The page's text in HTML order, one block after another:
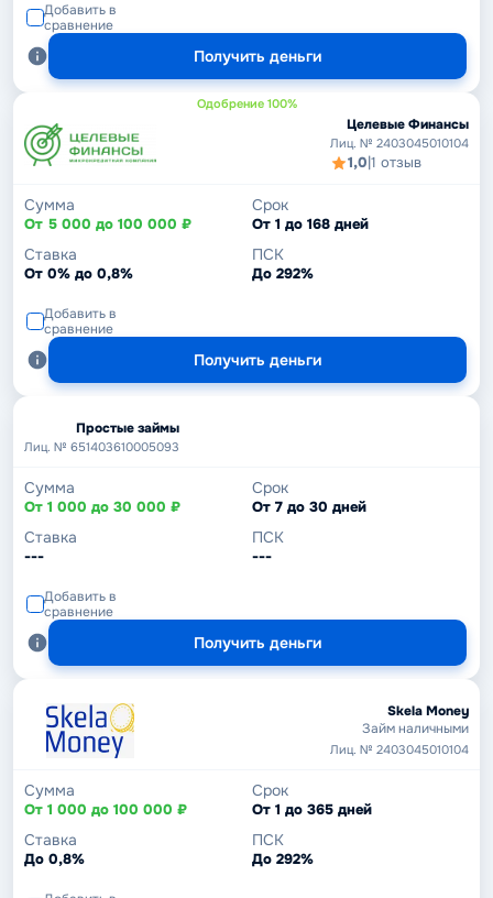
Добавить в
сравнение
Получить деньги
Одобрение 100%
Целевые Финансы
Лиц. № 2403045010104
1,0|1 отзыв
Сумма
От 5 000 до 100 000 ₽
Срок
От 1 до 168 дней
Ставка
От 0% до 0,8%
ПСК
До 292%
Добавить в
сравнение
Получить деньги
Простые займы
Лиц. № 651403610005093
Сумма
От 1 000 до 30 000 ₽
Срок
От 7 до 30 дней
Ставка
---
ПСК
---
Добавить в
сравнение
Получить деньги
Skela Money
Займ наличными
Лиц. № 2403045010104
Сумма
От 1 000 до 100 000 ₽
Срок
От 1 до 365 дней
Ставка
До 0,8%
ПСК
До 292%